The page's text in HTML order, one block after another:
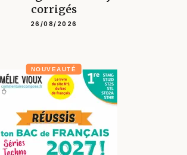
corrigés
26/08/2026
NOUVEAUTÉ